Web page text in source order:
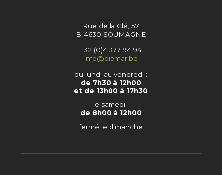
Rue de la Clé, 57
B-4630 SOUMAGNE
+32 (0)4 377 94 94
info@biemar.be
du lundi au vendredi :
de 7h30 à 12h00
et de 13h00 à 17h30
le samedi :
de 8h00 à 12h00
fermé le dimanche